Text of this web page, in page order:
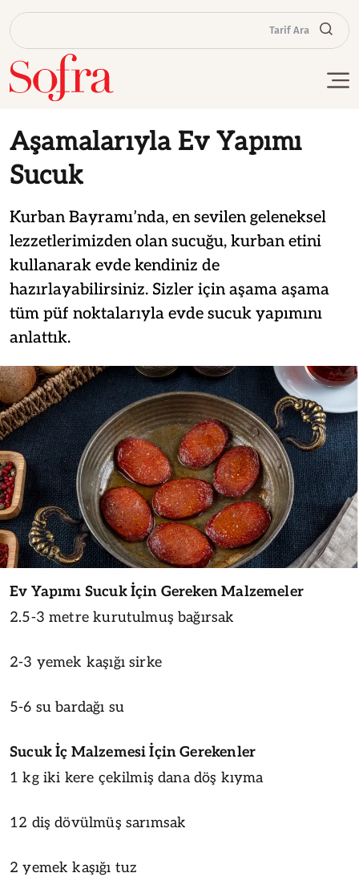
Tarif Ara
Aşamalarıyla Ev Yapımı
Sucuk
Kurban Bayramı’nda, en sevilen geleneksel
lezzetlerimizden olan sucuğu, kurban etini
kullanarak evde kendiniz de
hazırlayabilirsiniz. Sizler için aşama aşama
tüm püf noktalarıyla evde sucuk yapımını
anlattık.
Ev Yapımı Sucuk İçin Gereken Malzemeler
2.5-3 metre kurutulmuş bağırsak
2-3 yemek kaşığı sirke
5-6 su bardağı su
Sucuk İç Malzemesi İçin Gerekenler
1 kg iki kere çekilmiş dana döş kıyma
12 diş dövülmüş sarımsak
2 yemek kaşığı tuz